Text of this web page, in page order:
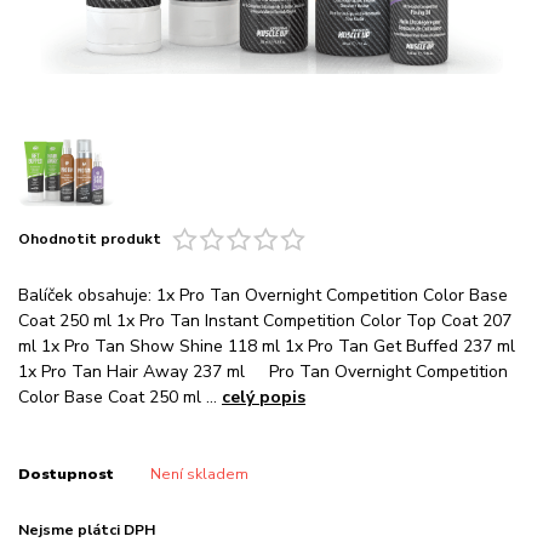
Ohodnotit produkt
Balíček obsahuje: 1x Pro Tan Overnight Competition Color Base
Coat 250 ml 1x Pro Tan Instant Competition Color Top Coat 207
ml 1x Pro Tan Show Shine 118 ml 1x Pro Tan Get Buffed 237 ml
1x Pro Tan Hair Away 237 ml Pro Tan Overnight Competition
Color Base Coat 250 ml ... celý popis
Dostupnost Není skladem
Nejsme plátci DPH